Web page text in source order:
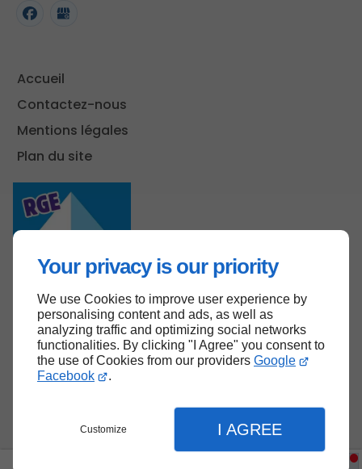
Your privacy is our priority
We use Cookies to improve user experience by
personalising content and ads, as well as
analyzing traffic and optimizing social networks
functionalities. By clicking "I Agree" you consent to
the use of Cookies from our providers Google
Facebook
.
Customize I AGREE
Accueil
Contactez-nous
Mentions légales
Plan du site
Haut de page